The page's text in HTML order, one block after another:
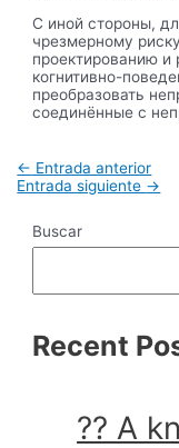
С иной стороны,
чрезмерному
проектированию
когнитивно-
преобразовать
соединённые с
Navegación
de
← Entrada anterior
Entrada siguiente →
Buscar
Recent
?? A